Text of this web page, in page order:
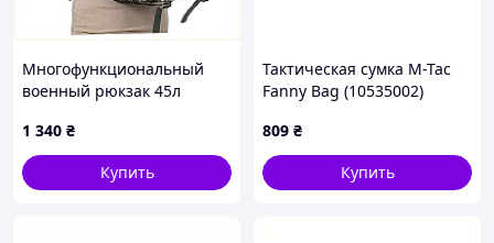
Многофункциональный
военный рюкзак 45л
1 340 ₴
Купить
Тактическая сумка M-Tac
Fanny Bag (10535002)
809 ₴
Купить